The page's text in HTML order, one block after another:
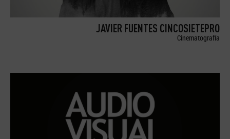
JAVIER FUENTES CINCOSIETEPRO
Cinematografía